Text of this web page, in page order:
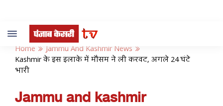
Toggle
navigation
Home
Jammu And Kashmir News
Kashmir के इस इलाके में मौसम ने ली करवट, अगले 24 घंटे
भारी
Jammu and kashmir